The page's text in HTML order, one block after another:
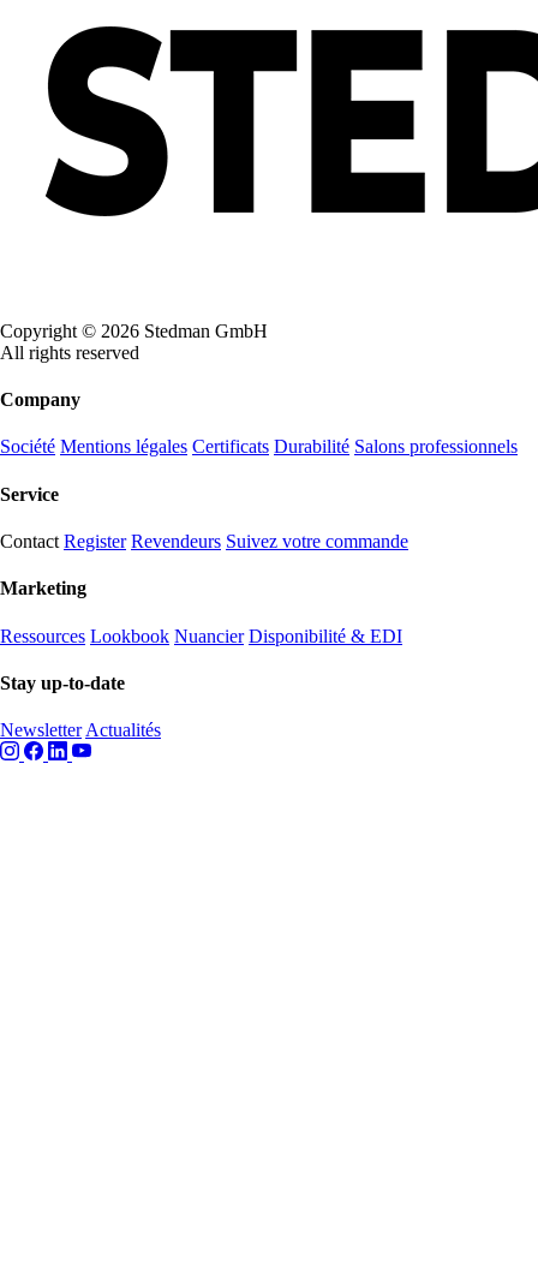
Copyright © 2026 Stedman GmbH
All rights reserved
Company
Société Mentions légales Certificats Durabilité Salons professionnels
Service
Contact Register Revendeurs Suivez votre commande
Marketing
Ressources Lookbook Nuancier Disponibilité & EDI
Stay up-to-date
Newsletter Actualités